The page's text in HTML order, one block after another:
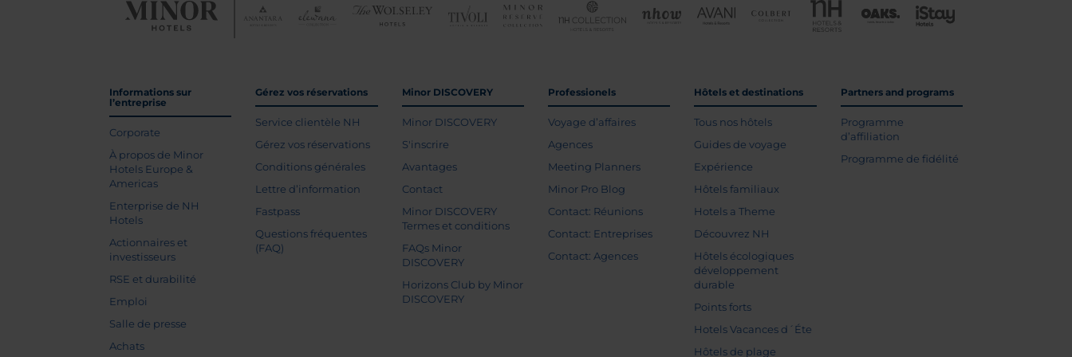
Informations sur
l’entreprise
Corporate
À propos de Minor
Hotels Europe &
Americas
Enterprise de NH
Hotels
Actionnaires et
investisseurs
RSE et durabilité
Emploi
Salle de presse
Achats
Gérez vos réservations
Service clientèle NH
Gérez vos réservations
Conditions générales
Lettre d’information
Fastpass
Questions fréquentes
(FAQ)
Minor DISCOVERY
Minor DISCOVERY
S'inscrire
Avantages
Contact
Minor DISCOVERY
Termes et conditions
FAQs Minor
DISCOVERY
Horizons Club by Minor
DISCOVERY
Professionels
Voyage d’affaires
Agences
Meeting Planners
Minor Pro Blog
Contact: Réunions
Contact: Entreprises
Contact: Agences
Hôtels et destinations
Tous nos hôtels
Guides de voyage
Expérience
Hôtels familiaux
Hotels a Theme
Découvrez NH
Hôtels écologiques
développement
durable
Points forts
Hotels Vacances d´Éte
Hôtels de plage
Partners and programs
Programme
d’affiliation
Programme de fidélité